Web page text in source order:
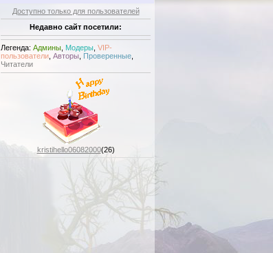
Доступно только для пользователей
Недавно сайт посетили:
Легенда: Админы Модеры VIP-
пользователи Авторы Проверенные
Читатели
kristihello06082000(26)